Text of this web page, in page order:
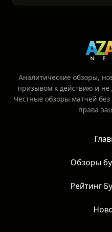
Аналитические обзоры,
призывом к действию и не
Честные обзоры матчей
права
Обзоры
Рейтинг